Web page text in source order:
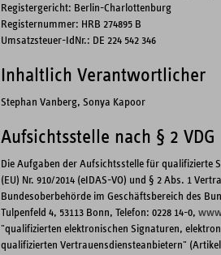
Registergericht: Berlin-Charlottenburg
Registernummer: HRB 274895 B
Umsatzsteuer-IdNr.: DE 224 542 346
Inhaltlich Verantwortlicher
Stephan Vanberg, Sonya Kapoor
Aufsichtsstelle nach § 2 VDG
Die Aufgaben der Aufsichtsstelle für qualifizierte
(EU) Nr. 910/2014 (eIDAS-VO) und § 2 Abs. 1
Bundesoberbehörde im Geschäftsbereich des
Tulpenfeld 4, 53113 Bonn, Telefon: 0228 14-0,
"qualifizierten elektronischen Signaturen,
qualifizierten Vertrauensdiensteanbietern"